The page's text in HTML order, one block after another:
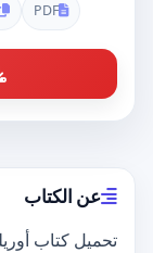
PDF
عن الكتاب